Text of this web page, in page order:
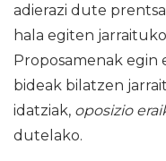
adierazi dute
hala egiten
Proposamenak egin
bideak bilatzen
idatziak, oposizio
dutelako.